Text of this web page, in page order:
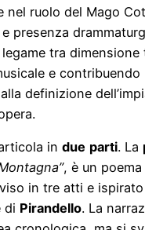
nel ruolo del Mago
presenza
tra dimensione
e contribuendo
definizione
in due parti. La
, è un
in tre atti e ispirato
di Pirandello. La